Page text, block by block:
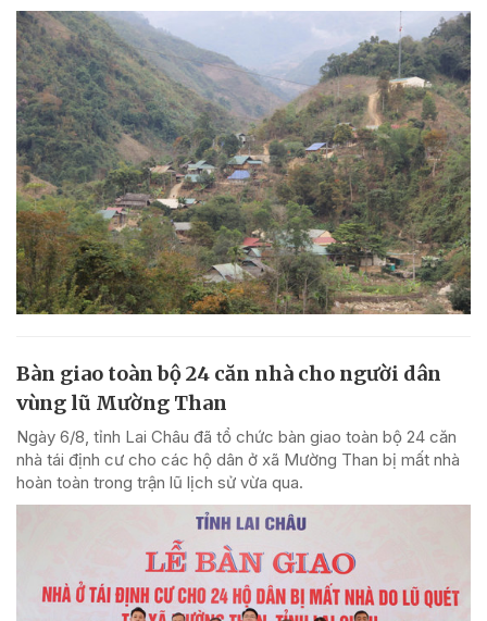
Bàn giao toàn bộ 24 căn nhà cho người dân
vùng lũ Mường Than
Ngày 6/8, tỉnh Lai Châu đã tổ chức bàn giao toàn bộ 24 căn
nhà tái định cư cho các hộ dân ở xã Mường Than bị mất nhà
hoàn toàn trong trận lũ lịch sử vừa qua.